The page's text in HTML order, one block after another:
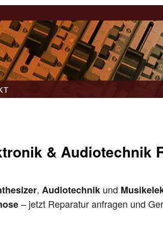
& Audiotechnik
, Audiotechnikund
– jetzt Reparatur anfragen und